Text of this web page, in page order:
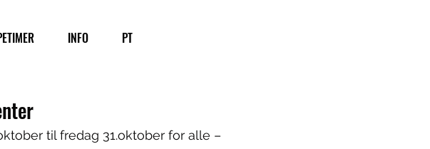
INFO PT
til fredag 31.oktober for alle –